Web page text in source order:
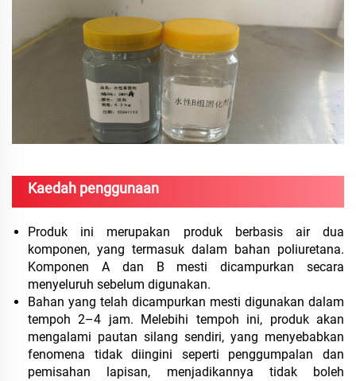
Kaedah penggunaan
Produk ini merupakan produk berbasis air dua
komponen, yang termasuk dalam bahan poliuretana.
Komponen A dan B mesti dicampurkan secara
menyeluruh sebelum digunakan.
Bahan yang telah dicampurkan mesti digunakan dalam
tempoh 2–4 jam. Melebihi tempoh ini, produk akan
mengalami pautan silang sendiri, yang menyebabkan
fenomena tidak diingini seperti penggumpalan dan
pemisahan lapisan, menjadikannya tidak boleh